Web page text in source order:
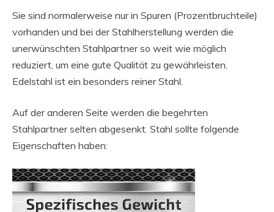
Sie sind normalerweise nur in Spuren (Prozentbruchteile)
vorhanden und bei der Stahlherstellung werden die
unerwünschten Stahlpartner so weit wie möglich
reduziert, um eine gute Qualität zu gewährleisten.
Edelstahl ist ein besonders reiner Stahl.
Auf der anderen Seite werden die begehrten
Stahlpartner selten abgesenkt. Stahl sollte folgende
Eigenschaften haben: